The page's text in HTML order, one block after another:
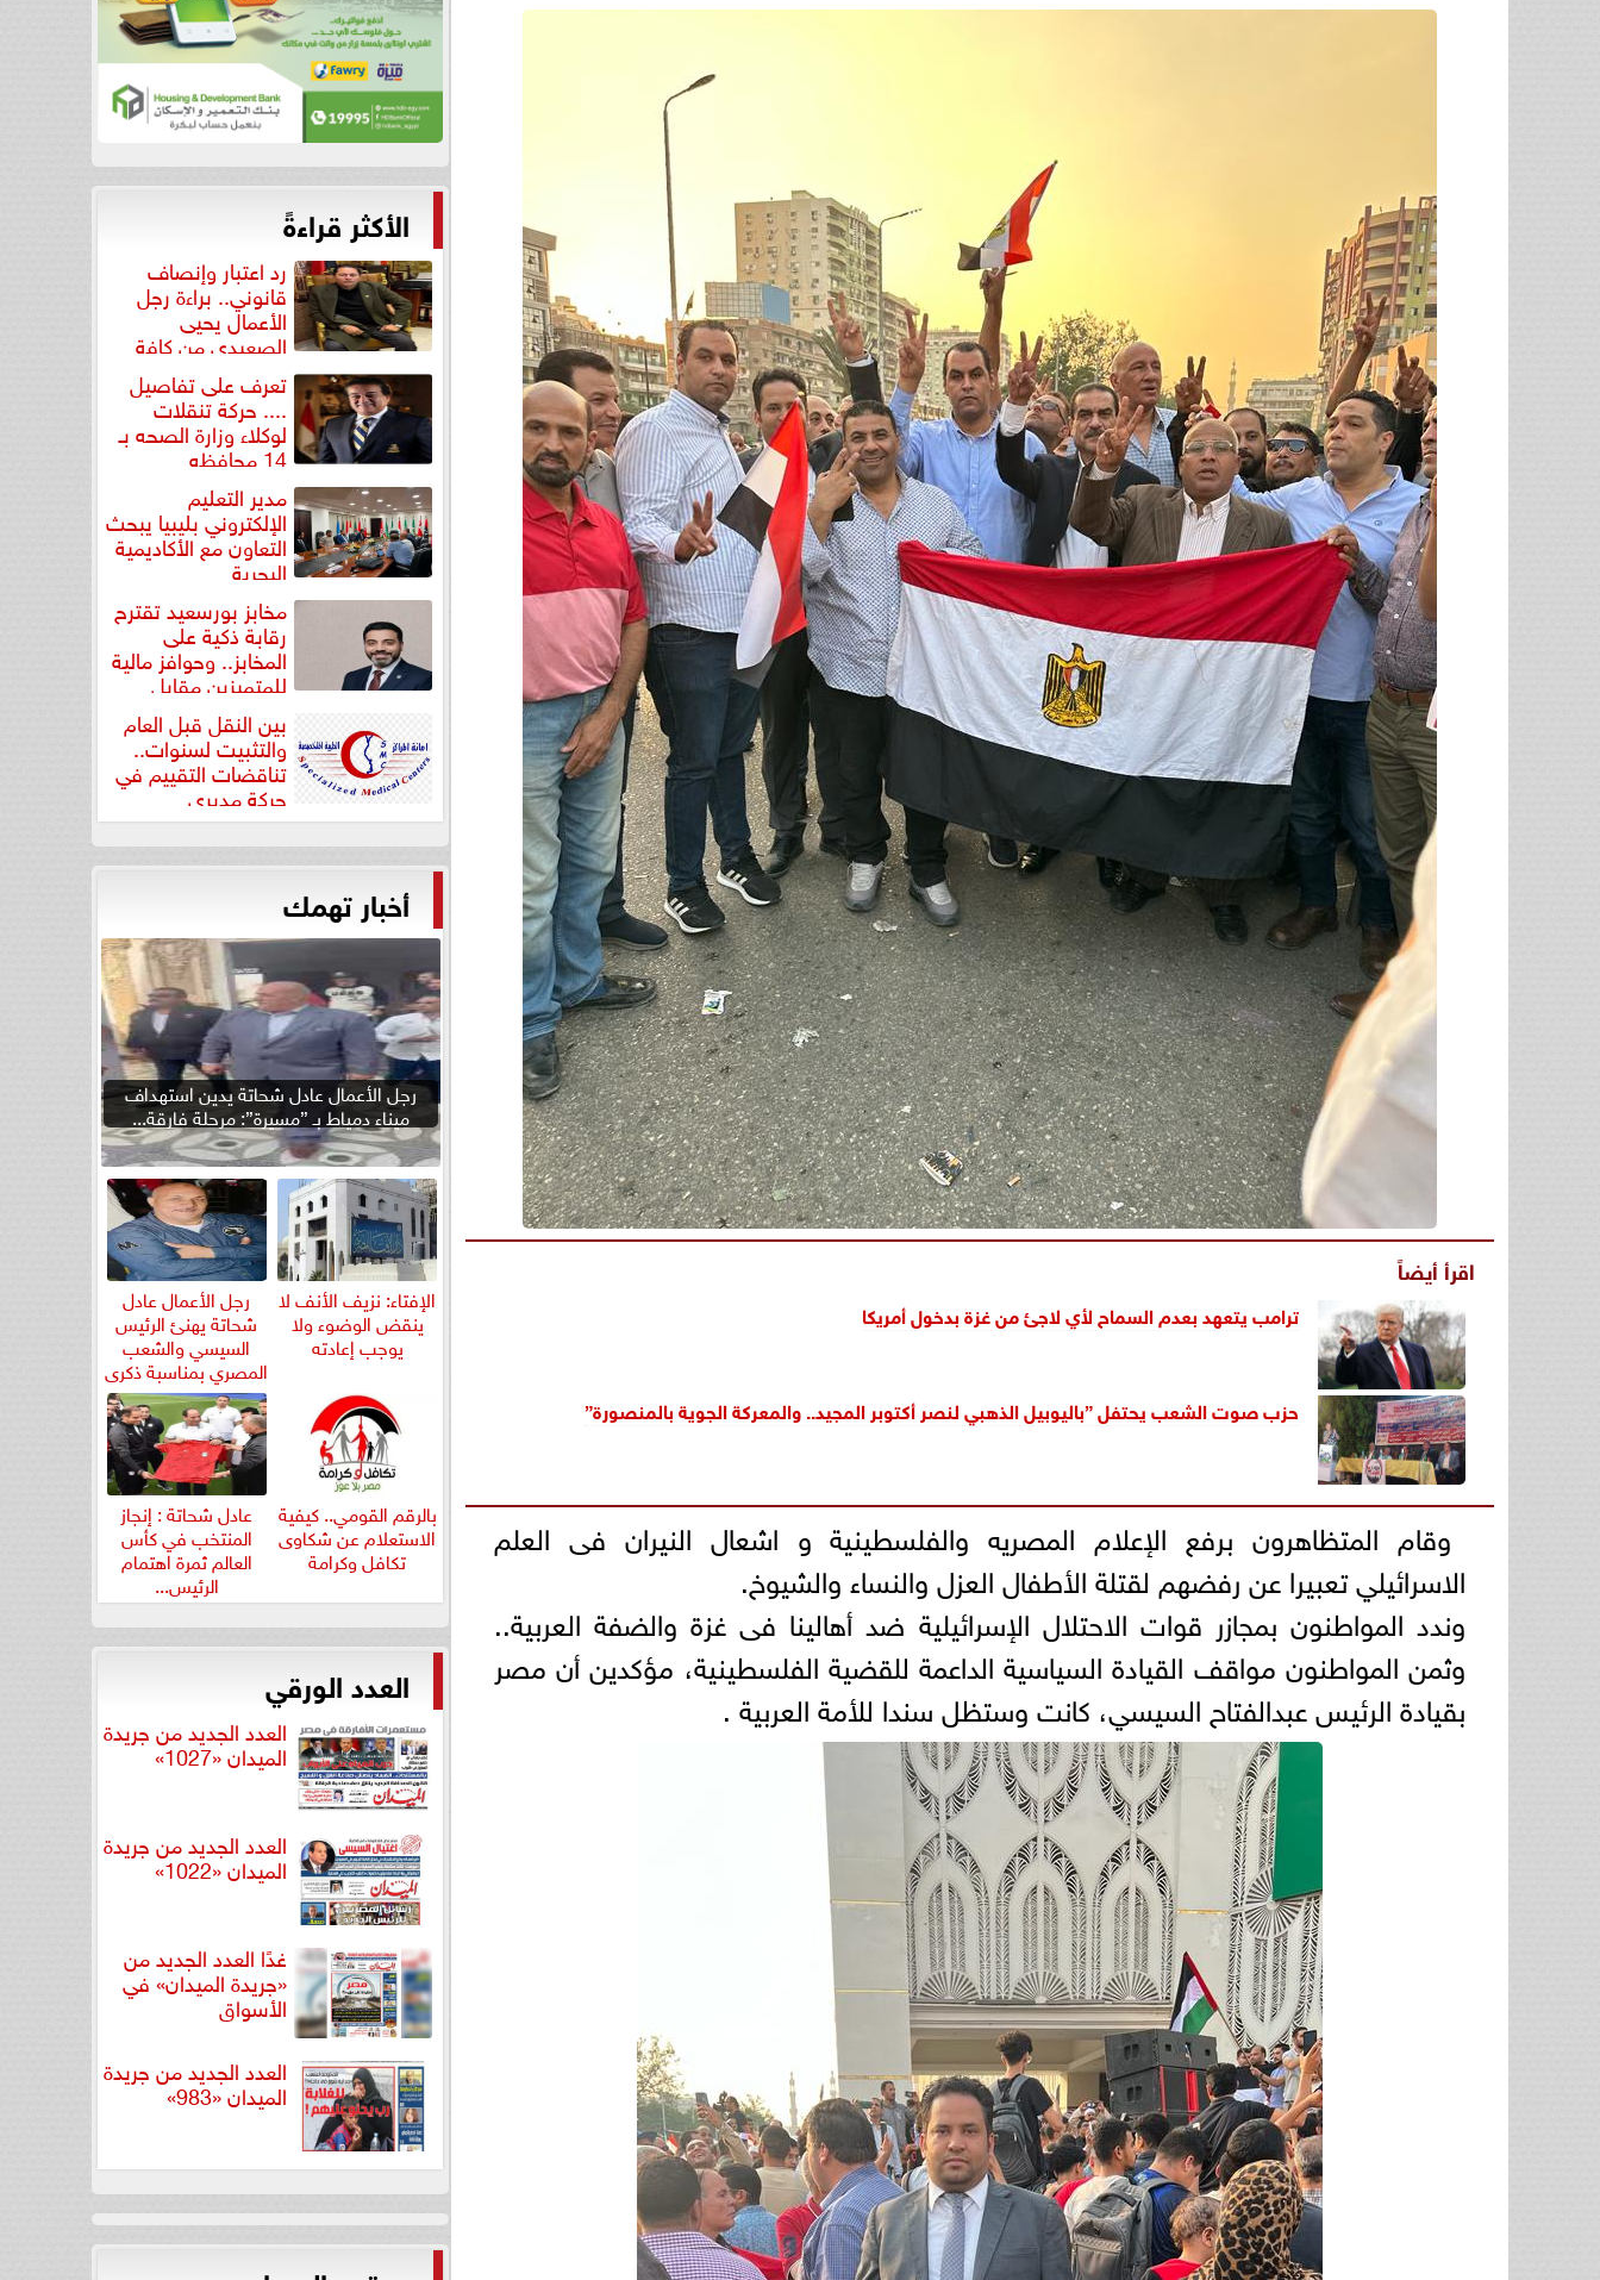
اقرأ أيضاً
ترامب يتعهد بعدم السماح لأي لاجئ من غزة بدخول أمريكا
حزب صوت الشعب يحتفل ”باليوبيل الذهبي لنصر أكتوبر المجيد.. والمعركة الجوية بالمنصورة”
وقام المتظاهرون برفع الإعلام المصريه والفلسطينية و اشعال النيران فى العلم
الاسرائيلي تعبيرا عن رفضهم لقتلة الأطفال العزل والنساء والشيوخ.
وندد المواطنون بمجازر قوات الاحتلال الإسرائيلية ضد أهالينا فى غزة والضفة العربية..
وثمن المواطنون مواقف القيادة السياسية الداعمة للقضية الفلسطينية، مؤكدين أن مصر
بقيادة الرئيس عبدالفتاح السيسي، كانت وستظل سندا للأمة العربية .
الأكثر قراءةً
رد اعتبار وإنصاف
قانوني.. براءة رجل
الأعمال يحيى
الصعيدي من كافة
التهم... تعرف على تفاصيل
.... حركة تنقلات
لوكلاء وزارة الصحه بـ
14 محافظه
مدير التعليم
الإلكتروني بليبيا يبحث
التعاون مع الأكاديمية
البحرية
مخابز بورسعيد تقترح
رقابة ذكية على
المخابز.. وحوافز مالية
للمتميزين مقابل
بين النقل قبل العام
والتثبيت لسنوات..
تناقضات التقييم في
حركة مديري
”مستشفيات...
أخبار تهمك
رجل الأعمال عادل شحاتة يدين استهداف
ميناء دمياط بـ ”مسيرة”: مرحلة فارقة...
الإفتاء: نزيف الأنف لا
ينقض الوضوء ولا
يوجب إعادته
رجل الأعمال عادل
شحاتة يهنئ الرئيس
السيسي والشعب
المصري بمناسبة ذكرى
ثورة...
بالرقم القومي.. كيفية
الاستعلام عن شكاوى
تكافل وكرامة
عادل شحاتة : إنجاز
المنتخب في كأس
العالم ثمرة اهتمام
الرئيس...
العدد الورقي
العدد الجديد من جريدة
الميدان «1027»
العدد الجديد من جريدة
الميدان «1022»
غدًا العدد الجديد من
«جريدة الميدان» في
الأسواق
العدد الجديد من جريدة
الميدان «983»